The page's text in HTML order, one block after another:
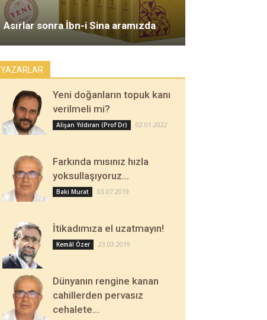
Asırlar sonra İbn-i Sina aramızda
YAZARLAR
Yeni doğanların topuk kanı
verilmeli mi?
Alişan Yıldıran (Prof Dr) 02.01.2022
Farkında mısınız hızla
yoksullaşıyoruz…
Baki Murat 03.07.2019
İtikadımıza el uzatmayın!
Kemâl Özer 23.03.2019
Dünyanın rengine kanan
cahillerden pervasız
cehalete…